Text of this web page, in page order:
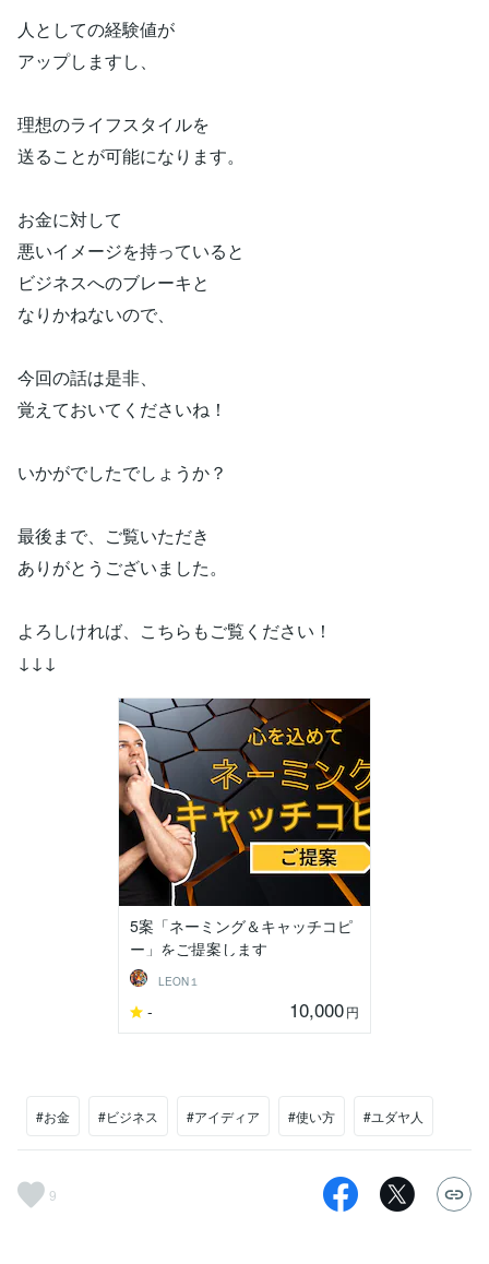
人としての経験値が
アップしますし、
理想のライフスタイルを
送ることが可能になります。
お金に対して
悪いイメージを持っていると
ビジネスへのブレーキと
なりかねないので、
今回の話は是非、
覚えておいてくださいね！
いかがでしたでしょうか？
最後まで、ご覧いただき
ありがとうございました。
よろしければ、こちらもご覧ください！
↓↓↓
5案「ネーミング＆キャッチコピ
ー」をご提案します
LEON１
- 10,000円
#お金 #ビジネス #アイディア #使い方 #ユダヤ人
9